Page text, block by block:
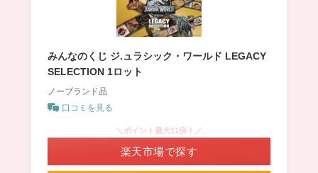
みんなのくじ ジ.ュラシック・ワールド LEGACY
SELECTION 1ロット
ノーブランド品
口コミを見る
＼ポイント最大11倍！／
楽天市場で探す